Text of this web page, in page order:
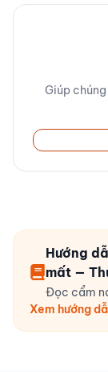
Giúp
Hướng
mất —
Đọc cẩm
Xem hướng